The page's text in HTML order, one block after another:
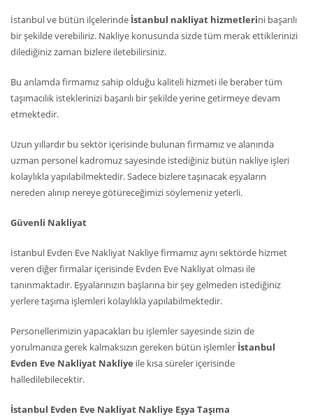
İstanbul ve bütün ilçelerinde İstanbul nakliyat hizmetlerini başarılı
bir şekilde verebiliriz. Nakliye konusunda sizde tüm merak ettiklerinizi
dilediğiniz zaman bizlere iletebilirsiniz.
Bu anlamda firmamız sahip olduğu kaliteli hizmeti ile beraber tüm
taşımacılık isteklerinizi başarılı bir şekilde yerine getirmeye devam
etmektedir.
Uzun yıllardır bu sektör içerisinde bulunan firmamız ve alanında
uzman personel kadromuz sayesinde istediğiniz bütün nakliye işleri
kolaylıkla yapılabilmektedir. Sadece bizlere taşınacak eşyaların
nereden alınıp nereye götüreceğimizi söylemeniz yeterli.
Güvenli Nakliyat
İstanbul Evden Eve Nakliyat Nakliye firmamız aynı sektörde hizmet
veren diğer firmalar içerisinde Evden Eve Nakliyat olması ile
tanınmaktadır. Eşyalarınızın başlarına bir şey gelmeden istediğiniz
yerlere taşıma işlemleri kolaylıkla yapılabilmektedir.
Personellerimizin yapacakları bu işlemler sayesinde sizin de
yorulmanıza gerek kalmaksızın gereken bütün işlemler İstanbul
Evden Eve Nakliyat Nakliye ile kısa süreler içerisinde
halledilebilecektir.
İstanbul Evden Eve Nakliyat Nakliye Eşya Taşıma